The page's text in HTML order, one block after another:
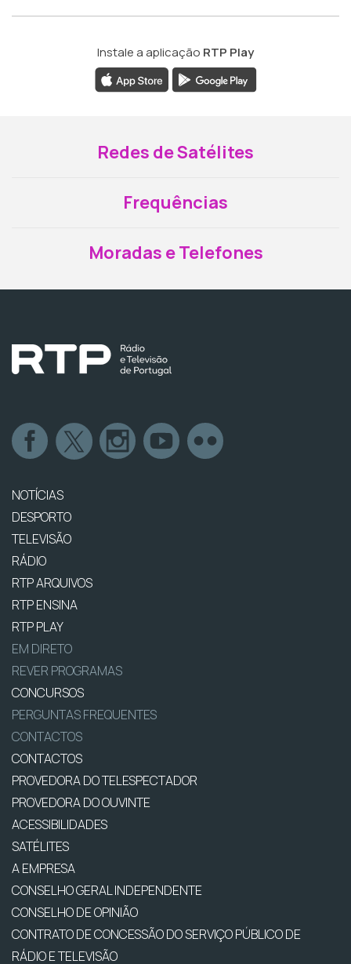
Instale a aplicação RTP Play
Redes de Satélites
Frequências
Moradas e Telefones
NOTÍCIAS
DESPORTO
TELEVISÃO
RÁDIO
RTP ARQUIVOS
RTP ENSINA
RTP PLAY
EM DIRETO
REVER PROGRAMAS
CONCURSOS
PERGUNTAS FREQUENTES
CONTACTOS
CONTACTOS
PROVEDORA DO TELESPECTADOR
PROVEDORA DO OUVINTE
ACESSIBILIDADES
SATÉLITES
A EMPRESA
CONSELHO GERAL INDEPENDENTE
CONSELHO DE OPINIÃO
CONTRATO DE CONCESSÃO DO SERVIÇO PÚBLICO DE
RÁDIO E TELEVISÃO